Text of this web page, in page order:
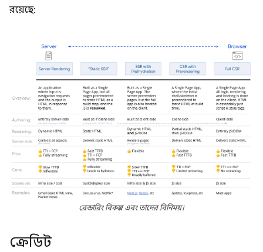
রয়েছে:
রেন্ডারিং বিকল্প এবং তাদের বিনিময়।
ক্রেডিট